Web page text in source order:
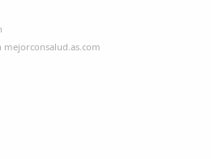
mejorconsalud.as.com